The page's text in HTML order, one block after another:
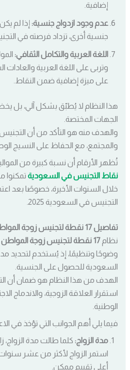
إضافية.
عدم وجود ازدواج جنسية: إذا لم
جنسية أخرى، تزداد فرصته في
اللغة العربية والتكامل الثقافي:
وتربى على اللغة العربية
على ميزة إضافية ضمن النقاط.
هذا النظام لا يُطبّق بشكل آلي، بل
الجهات المختصة.
والهدف منه هو التأكد من أن
والمجتمع، مع الحفاظ على النسيج
تُظهر الأرقام أن نسبة كبيرة من
نقاط التجنيس في السعودية تمكنوا
خلال السنوات الأخيرة، خصوصًا بعد
التجنيس في السعودية 2025.
تفاصيل 17 نقطة لتجنيس زوجة المواطن السعودي
نظام17 نقطة لتجنيس زوجة المواطن
وضوحًا وتنظيمًا، إذ يُستخدم لتحديد
السعودية للحصول على الجنسية.
الهدف من هذا النظام هو ضمان أن
استقرار العلاقة الزوجية، والاندماج
الوطنية.
فيما يلي أهم الجوانب التي تؤخذ في
مدة الزواج: كلما طالت مدة الزواج،
استمر الزواج لأكثر من عشر
أعلى تقييم ممكن.